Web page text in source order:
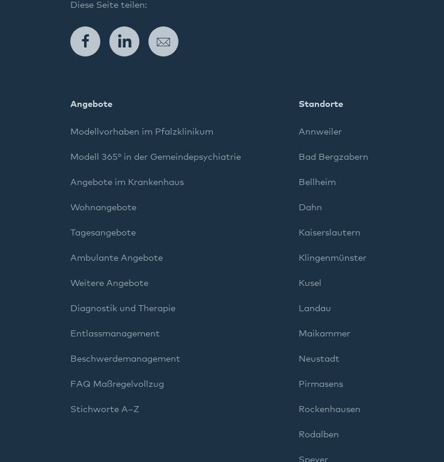
Diese Seite teilen:
FacebookLinkedIn
Angebote
Modellvorhaben im Pfalzklinikum
Modell 365° in der Gemeindepsychiatrie
Angebote im Krankenhaus
Wohnangebote
Tagesangebote
Ambulante Angebote
Weitere Angebote
Diagnostik und Therapie
Entlassmanagement
Beschwerdemanagement
FAQ Maßregelvollzug
Stichworte A–Z
Standorte
Annweiler
Bad Bergzabern
Bellheim
Dahn
Kaiserslautern
Klingenmünster
Kusel
Landau
Maikammer
Neustadt
Pirmasens
Rockenhausen
Rodalben
Speyer